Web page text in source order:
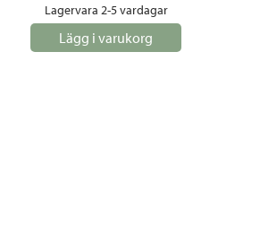
Lagervara 2-5 vardagar
Lägg i varukorg